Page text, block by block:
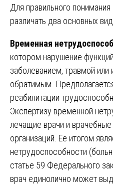
Для правильного
различать два основных
Временная
котором нарушение
заболеванием, травмой или
обратимым.
реабилитации
Экспертизу временной
лечащие врачи и
организаций. Ее итогом
нетрудоспособности
статье 59 Федерального
врач единолично может